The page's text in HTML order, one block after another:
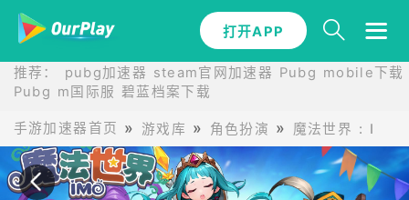
打开APP
推荐： pubg加速器 steam官网加速器 Pubg mobile下载
Pubg m国际服 碧蓝档案下载
手游加速器首页 游戏库 角色扮演 魔法世界 : IMO
打开APP